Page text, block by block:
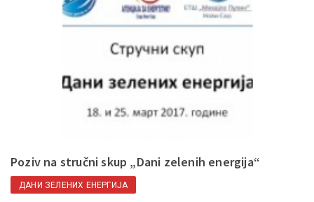
Poziv na stručni skup „Dani zelenih energija“
ДАНИ ЗЕЛЕНИХ ЕНЕРГИЈА